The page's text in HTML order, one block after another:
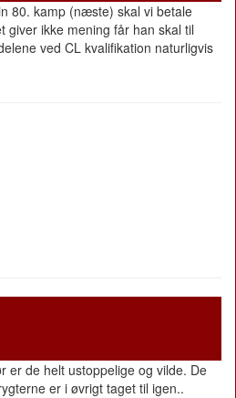
80. kamp (næste) skal vi betale
giver ikke mening får han skal til
ved CL kvalifikation naturligvis
er de helt ustoppelige og vilde. De
er i øvrigt taget til igen..